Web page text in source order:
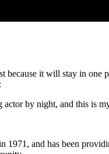
because it will stay in
actor by night, and this is
and has been